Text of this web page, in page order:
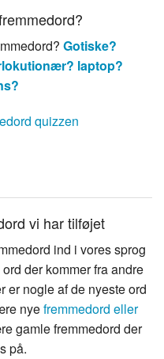
Gotiske?
laptop?
quizzen
vi har tilføjet
ind i vores sprog
der kommer fra andre
er nogle af de nyeste ord
nyefremmedord eller
gamle fremmedord der
på.